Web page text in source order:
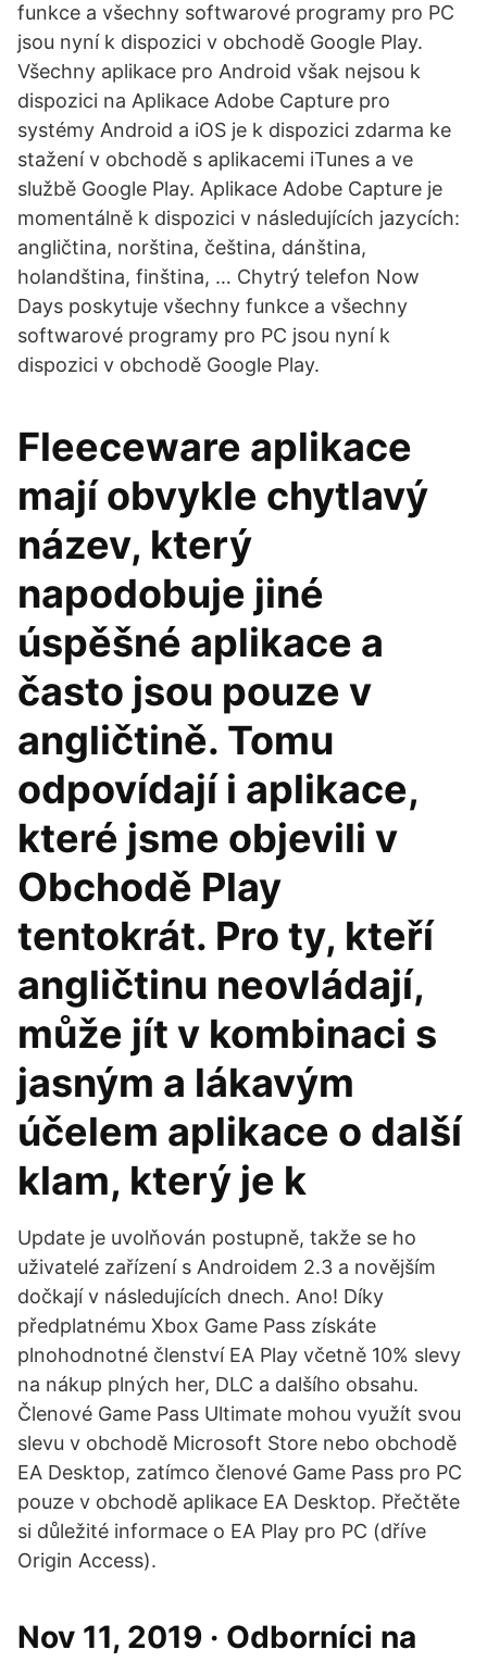
funkce a všechny softwarové programy pro PC
jsou nyní k dispozici v obchodě Google Play.
Všechny aplikace pro Android však nejsou k
dispozici na Aplikace Adobe Capture pro
systémy Android a iOS je k dispozici zdarma ke
stažení v obchodě s aplikacemi iTunes a ve
službě Google Play. Aplikace Adobe Capture je
momentálně k dispozici v následujících jazycích:
angličtina, norština, čeština, dánština,
holandština, finština, … Chytrý telefon Now
Days poskytuje všechny funkce a všechny
softwarové programy pro PC jsou nyní k
dispozici v obchodě Google Play.
Fleeceware aplikace
mají obvykle chytlavý
název, který
napodobuje jiné
úspěšné aplikace a
často jsou pouze v
angličtině. Tomu
odpovídají i aplikace,
které jsme objevili v
Obchodě Play
tentokrát. Pro ty, kteří
angličtinu neovládají,
může jít v kombinaci s
jasným a lákavým
účelem aplikace o další
klam, který je k
Update je uvolňován postupně, takže se ho
uživatelé zařízení s Androidem 2.3 a novějším
dočkají v následujících dnech. Ano! Díky
předplatnému Xbox Game Pass získáte
plnohodnotné členství EA Play včetně 10% slevy
na nákup plných her, DLC a dalšího obsahu.
Členové Game Pass Ultimate mohou využít svou
slevu v obchodě Microsoft Store nebo obchodě
EA Desktop, zatímco členové Game Pass pro PC
pouze v obchodě aplikace EA Desktop. Přečtěte
si důležité informace o EA Play pro PC (dříve
Origin Access).
Nov 11, 2019 · Odborníci na